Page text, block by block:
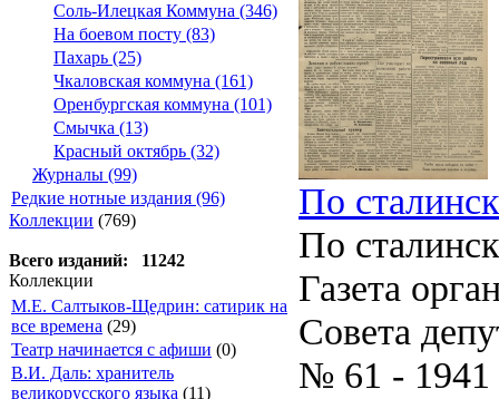
Соль-Илецкая Коммуна (346)
На боевом посту (83)
Пахарь (25)
Чкаловская коммуна (161)
Оренбургская коммуна (101)
Смычка (13)
Красный октябрь (32)
Журналы (99)
Редкие нотные издания (96)
Коллекции (769)
Всего изданий: 11242
Коллекции
М.Е. Салтыков-Щедрин: сатирик на
все времена (29)
Театр начинается с афиши (0)
В.И. Даль: хранитель
великорусского языка (11)
По
По
Газета
Совета
№ 61 - 1941